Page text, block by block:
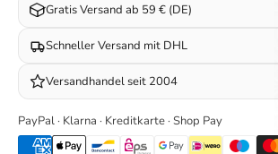
Gratis Versand ab 59 € (DE)
Schneller Versand mit DHL
Versandhandel seit 2004
PayPal · Klarna · Kreditkarte · Shop Pay